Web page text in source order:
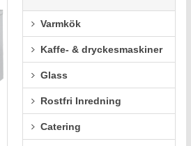
Varmkök
Kaffe- & dryckesmaskiner
Glass
Rostfri Inredning
Catering